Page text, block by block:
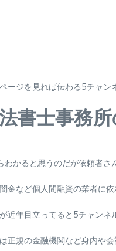
ージを見れば伝わる5チャン
書士事務
かると思うのだが依頼者さ
金など個人間融資の業者に
近年目立ってると5チャンネ
正規の金融機関など身内や